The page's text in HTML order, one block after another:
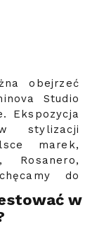
obejrzeć
Studio
Ekspozycja
stylizacji
marek,
do
w